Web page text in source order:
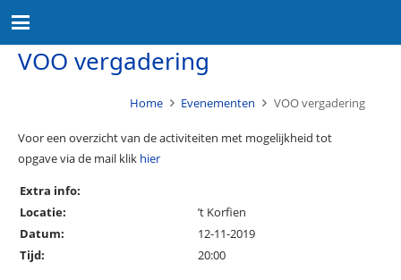
VOO vergadering
Home Evenementen VOO vergadering
Voor een overzicht van de activiteiten met mogelijkheid tot
opgave via de mail klik hier
Extra info:
Locatie:
’t Korfien
Datum:
12-11-2019
Tijd:
20:00